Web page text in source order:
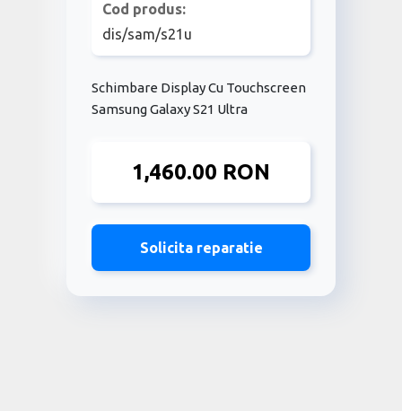
Cod produs:
dis/sam/s21u
Schimbare Display Cu Touchscreen
Samsung Galaxy S21 Ultra
1,460.00 RON
Solicita reparatie